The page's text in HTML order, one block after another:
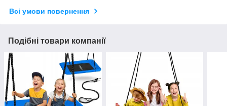
Всі умови повернення
Подібні товари компанії